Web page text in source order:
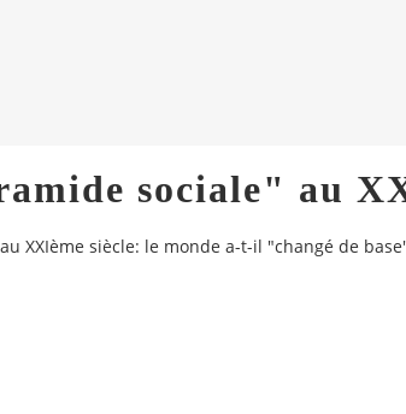
sociale" au
XXIème siècle: le monde a-t-il "changé de